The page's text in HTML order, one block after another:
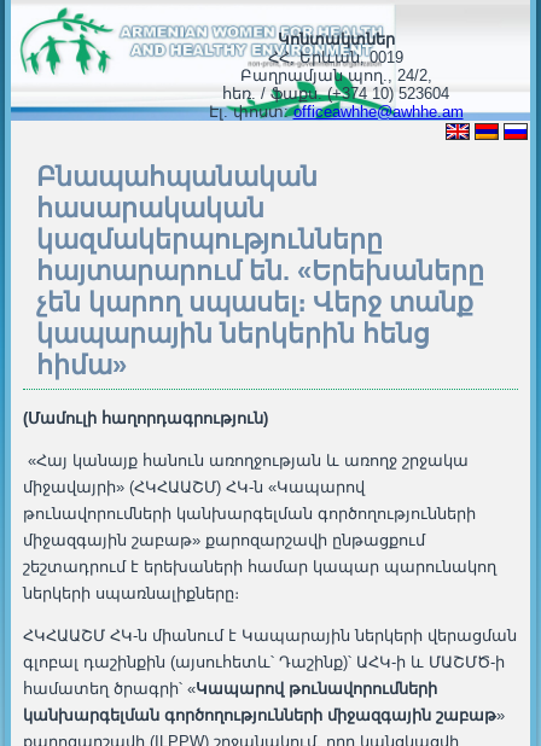
Կոնտակտներ
ՀՀ, Երևան, 0019
Բաղրամյան պող., 24/2,
հեռ. / ֆաքս. (+374 10) 523604
Էլ. փոստ:officeawhhe@awhhe.am
Բնապահպանական
հասարակական
կազմակերպությունները
հայտարարում են. «Երեխաները
չեն կարող սպասել։ Վերջ տանք
կապարային ներկերին հենց
հիմա»
(Մամուլի հաղորդագրություն)
«Հայ կանայք հանուն առողջության և առողջ շրջակա
միջավայրի» (ՀԿՀԱԱՇՄ) ՀԿ-ն «Կապարով
թունավորումների կանխարգելման գործողությունների
միջազգային շաբաթ» քարոզարշավի ընթացքում
շեշտադրում է երեխաների համար կապար պարունակող
ներկերի սպառնալիքները։
ՀԿՀԱԱՇՄ ՀԿ-ն միանում է Կապարային ներկերի վերացման
գլոբալ դաշինքին (այսուհետև՝ Դաշինք)՝ ԱՀԿ-ի և ՄԱՇՄԾ-ի
համատեղ ծրագրի՝ «Կապարով թունավորումների
կանխարգելման գործողությունների միջազգային շաբաթ»
քարոզարշավի (ILPPW) շրջանակում, որը կանցկացվի